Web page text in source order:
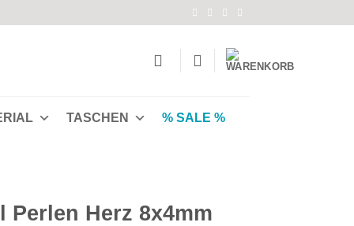
TASCHEN % SALE %
Perlen Herz 8x4mm